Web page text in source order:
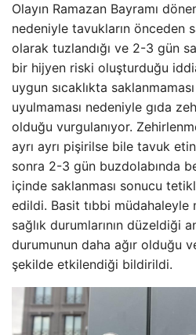
Olayın Ramazan Bayramı
nedeniyle tavukların önceden
olarak tuzlandığı ve 2-3 gün
bir hijyen riski oluşturduğu
uygun sıcaklıkta
uyulmaması nedeniyle gıda
olduğu vurgulanıyor.
ayrı ayrı pişirilse bile tavuk
sonra 2-3 gün buzdolabında
içinde saklanması sonucu
edildi. Basit tıbbi müdahaleyle
sağlık durumlarının düzeldiği
durumunun daha ağır olduğu
şekilde etkilendiği bildirildi.